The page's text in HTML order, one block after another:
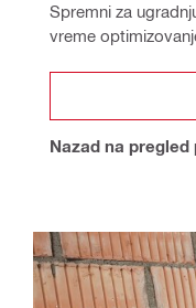
Spremni za
vreme
Nazad na pregled